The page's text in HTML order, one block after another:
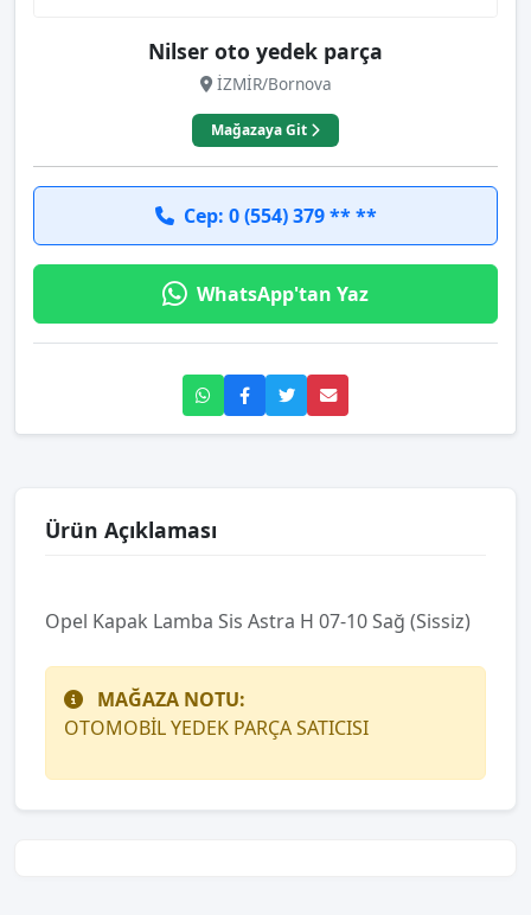
Nilser oto yedek parça
İZMİR/Bornova
Mağazaya Git
Cep: 0 (554) 379 ** **
WhatsApp'tan Yaz
Ürün Açıklaması
Opel Kapak Lamba Sis Astra H 07-10 Sağ (Sissiz)
MAĞAZA NOTU:
OTOMOBİL YEDEK PARÇA SATICISI